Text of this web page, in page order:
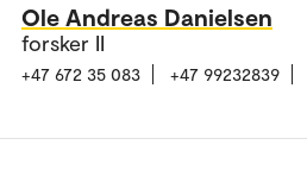
Ole Andreas Danielsen
forsker II
+47 672 35 083 +47 99232839